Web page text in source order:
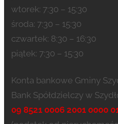
wtorek: 7:30 – 15:30
środa: 7:30 – 15:30
czwartek: 8:30 – 16:30
piątek: 7:30 – 15:30
Konta bankowe Gminy
Bank Spółdzielczy w
09 8521 0006 2001 0000